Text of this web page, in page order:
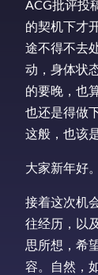
ACG批评投
的契机下才
途不得不去
动，身体状
的要晚，也
也还是得做
这般，也该
大家新年好。
接着这次机
往经历，以
思所想，希
容。自然，